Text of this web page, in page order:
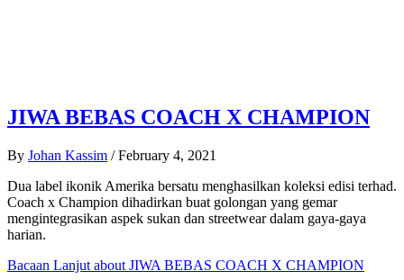
JIWA BEBAS COACH X CHAMPION
By Johan Kassim / February 4, 2021
Dua label ikonik Amerika bersatu menghasilkan koleksi edisi terhad.
Coach x Champion dihadirkan buat golongan yang gemar
mengintegrasikan aspek sukan dan streetwear dalam gaya-gaya
harian.
Bacaan Lanjut about JIWA BEBAS COACH X CHAMPION